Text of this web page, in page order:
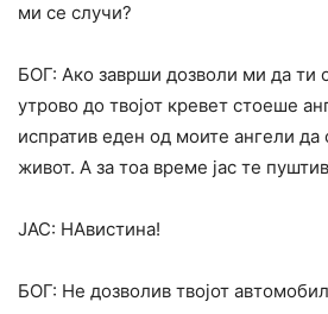
ми се случи?
БОГ: Ако заврши дозволи ми да ти
утрово до твојот кревет стоеше
испратив еден од моите ангели да
живот. А за тоа време јас те
ЈАС: НАвистина!
БОГ: Не дозволив твојот